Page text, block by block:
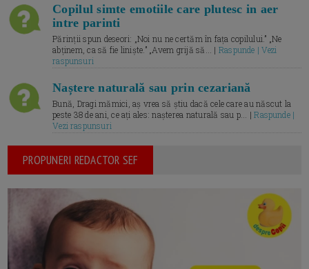
Copilul simte emotiile care plutesc in aer
intre parinti
Părinții spun deseori: „Noi nu ne certăm în fața copilului.” „Ne
abținem, ca să fie liniște.” „Avem grijă să... | Raspunde | Vezi
raspunsuri
Naștere naturală sau prin cezariană
Bună, Dragi mămici, aș vrea să știu dacă cele care au născut la
peste 38 de ani, ce ați ales: nașterea naturală sau p... |Raspunde |
Vezi raspunsuri
PROPUNERI REDACTOR SEF